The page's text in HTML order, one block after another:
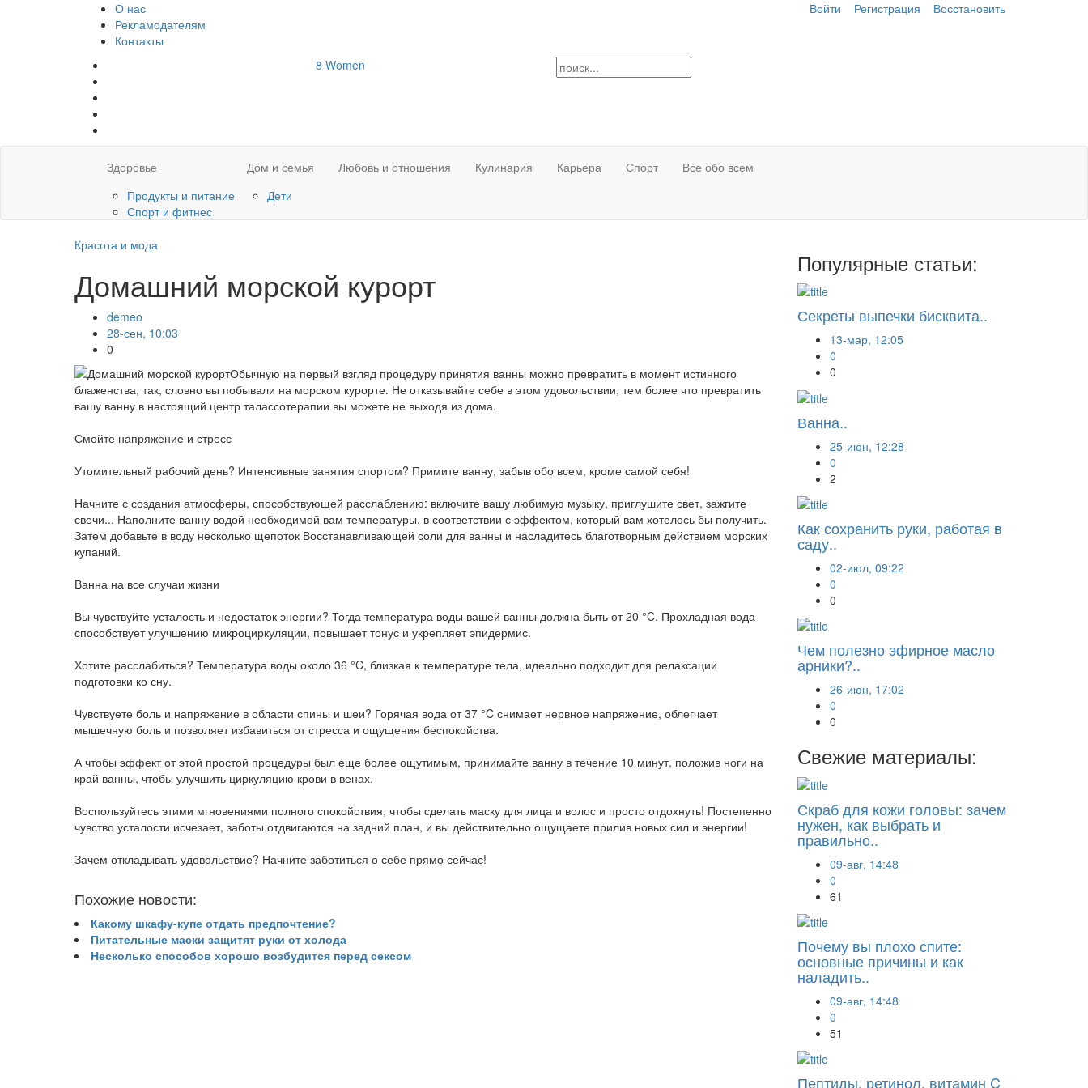
Войти Регистрация Восстановить
О нас
Рекламодателям
Контакты
8 Women
Здоровье
Продукты и питание
Спорт и фитнес
Дом и семья
Дети
Любовь и отношения Кулинария Карьера Спорт Все обо всем
Красота и мода
Домашний морской курорт
demeo
28-сен, 10:03
0
Обычную на первый взгляд процедуру принятия ванны можно превратить в момент истинного
блаженства, так, словно вы побывали на морском курорте. Не отказывайте себе в этом удовольствии, тем более что превратить
вашу ванну в настоящий центр талассотерапии вы можете не выходя из дома.
Смойте напряжение и стресс
Утомительный рабочий день? Интенсивные занятия спортом? Примите ванну, забыв обо всем, кроме самой себя!
Начните с создания атмосферы, способствующей расслаблению: включите вашу любимую музыку, приглушите свет, зажгите
свечи... Наполните ванну водой необходимой вам температуры, в соответствии с эффектом, который вам хотелось бы получить.
Затем добавьте в воду несколько щепоток Восстанавливающей соли для ванны и насладитесь благотворным действием морских
купаний.
Ванна на все случаи жизни
Вы чувствуйте усталость и недостаток энергии? Тогда температура воды вашей ванны должна быть от 20 °C. Прохладная вода
способствует улучшению микроциркуляции, повышает тонус и укрепляет эпидермис.
Хотите расслабиться? Температура воды около 36 °C, близкая к температуре тела, идеально подходит для релаксации
подготовки ко сну.
Чувствуете боль и напряжение в области спины и шеи? Горячая вода от 37 °C снимает нервное напряжение, облегчает
мышечную боль и позволяет избавиться от стресса и ощущения беспокойства.
А чтобы эффект от этой простой процедуры был еще более ощутимым, принимайте ванну в течение 10 минут, положив ноги на
край ванны, чтобы улучшить циркуляцию крови в венах.
Воспользуйтесь этими мгновениями полного спокойствия, чтобы сделать маску для лица и волос и просто отдохнуть! Постепенно
чувство усталости исчезает, заботы отдвигаются на задний план, и вы действительно ощущаете прилив новых сил и энергии!
Зачем откладывать удовольствие? Начните заботиться о себе прямо сейчас!
Похожие новости:
Какому шкафу-купе отдать предпочтение?
Питательные маски защитят руки от холода
Несколько способов хорошо возбудится перед сексом
Популярные статьи:
Секреты выпечки бисквита..
13-мар, 12:05
0
0
Ванна..
25-июн, 12:28
0
2
Как сохранить руки, работая в
саду..
02-июл, 09:22
0
0
Чем полезно эфирное масло
арники?..
26-июн, 17:02
0
0
Свежие материалы:
Скраб для кожи головы: зачем
нужен, как выбрать и
правильно..
09-авг, 14:48
0
61
Почему вы плохо спите:
основные причины и как
наладить..
09-авг, 14:48
0
51
Пептиды, ретинол, витамин C